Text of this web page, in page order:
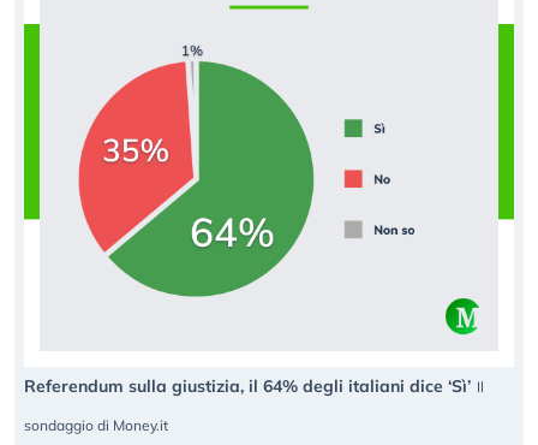
Referendum sulla giustizia, il 64% degli italiani dice ‘Sì’ Il
sondaggio di Money.it